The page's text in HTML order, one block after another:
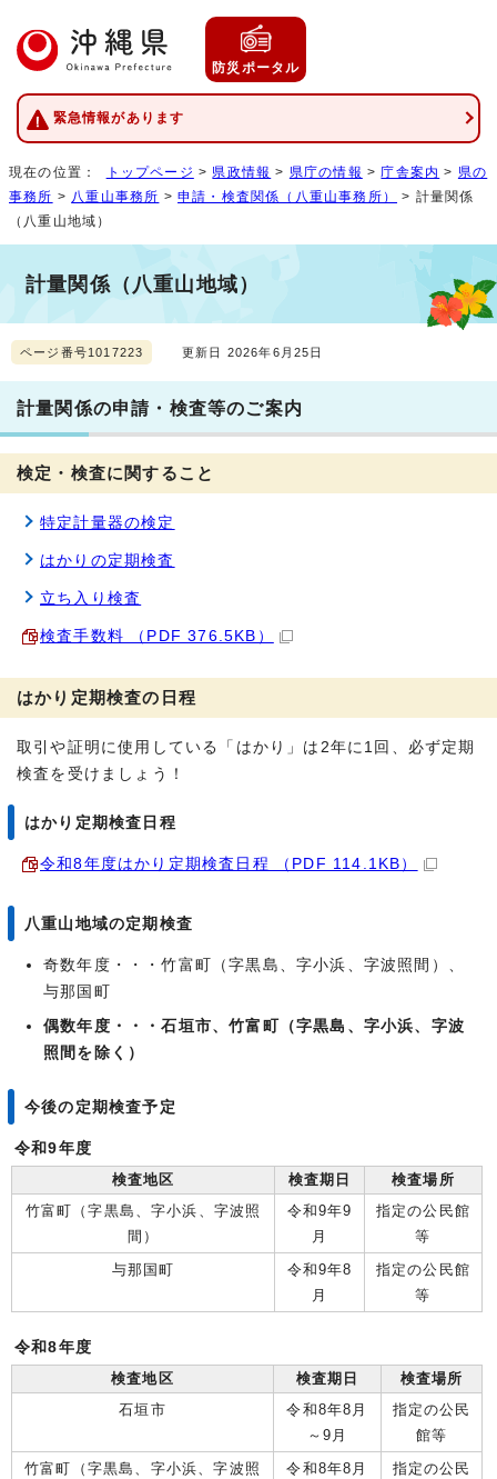
防災ポータル
緊急情報があります
現在の位置： トップページ > 県政情報 > 県庁の情報 > 庁舎案内 > 県の
事務所 > 八重山事務所 >申請・検査関係（八重山事務所）
> 計量関係
（八重山地域）
計量関係（八重山地域）
ページ番号1017223 更新日 2026年6月25日
計量関係の申請・検査等のご案内
検定・検査に関すること
特定計量器の検定
はかりの定期検査
立ち入り検査
検査手数料 （PDF 376.5KB）
はかり定期検査の日程
取引や証明に使用している「はかり」は2年に1回、必ず定期
検査を受けましょう！
はかり定期検査日程
令和8年度はかり定期検査日程 （PDF 114.1KB）
八重山地域の定期検査
奇数年度・・・竹富町（字黒島、字小浜、字波照間）、
与那国町
偶数年度・・・石垣市、竹富町（字黒島、字小浜、字波
照間を除く）
今後の定期検査予定
令和9年度
検査地区
検査期日
検査場所
竹富町（字黒島、字小浜、字波照
間）
令和9年9
月
指定の公民館
等
与那国町
令和9年8
月
指定の公民館
等
令和8年度
検査地区
検査期日
検査場所
石垣市
令和8年8月
～9月
指定の公民
館等
竹富町（字黒島、字小浜、字波照
令和8年8月
指定の公民